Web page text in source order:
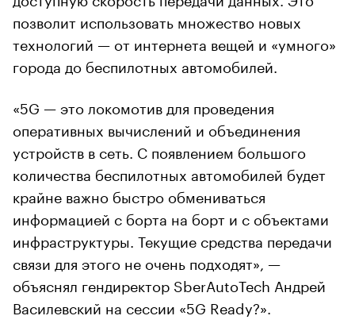
позволит использовать множество новых
технологий — от интернета вещей и «умного»
города до беспилотных автомобилей.
«5G — это локомотив для проведения
оперативных вычислений и объединения
устройств в сеть. С появлением большого
количества беспилотных автомобилей будет
крайне важно быстро обмениваться
информацией с борта на борт и с объектами
инфраструктуры. Текущие средства передачи
связи для этого не очень подходят», —
объяснял гендиректор SberAutoTech Андрей
Василевский на сессии «5G Ready?».